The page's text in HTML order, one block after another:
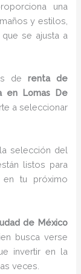
una
y estilos,
se ajusta a
de renta de
en Lomas De
a seleccionar
selección del
listos para
en tu próximo
de México
busca verse
invertir en la
veces.